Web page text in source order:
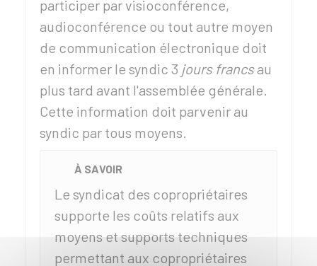
participer par visioconférence,
audioconférence ou tout autre moyen
de communication électronique doit
en informer le syndic 3 jours francsau
plus tard avant l'assemblée générale.
Cette information doit parvenir au
syndic par tous moyens.
À SAVOIR
Le syndicat des copropriétaires
supporte les coûts relatifs aux
moyens et supports techniques
permettant aux copropriétaires